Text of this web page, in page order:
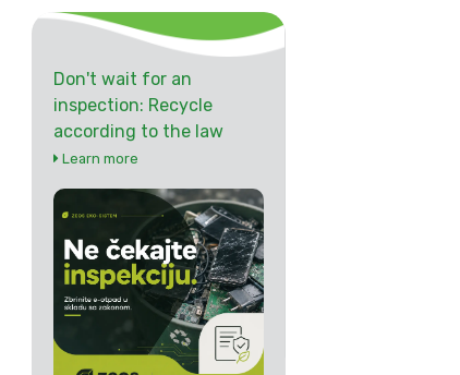
Don't wait for an
inspection: Recycle
according to the law
Learn more